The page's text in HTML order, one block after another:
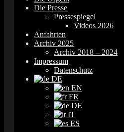
Die Presse
Pressespiegel
Videos 2026
Anfahrten
Archiv 2025
Archiv 2018 – 2024
Impressum
Datenschutz
DE
EN
FR
DE
IT
ES